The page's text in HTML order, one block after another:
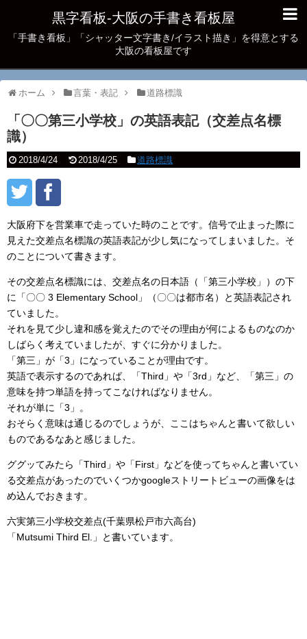
黒字看板‐大阪の手書き看板屋
「手書き看板」「シャッター文字書き/イラスト描き」を得意とする
大阪の看板屋です
ホーム 言葉・表記 道路標識
「〇〇第三小学校」の英語表記（交差点名標
識）
2018/4/24 2018/4/25 道路標識
大阪府下を営業車で走っていた時のことです。信号で止まった際に
見えた交差点名標識の英語表記が少し気になってしまいました。そ
のことについて書きます。
その交差点名標識には、交差点名の日本語（「第三小学校」）の下
に「〇〇 3 Elementary School」（〇〇は都市名）と英語表記され
ていました。
それを見て少し違和感を覚えたのでその理由が何によるものなのか
しばらく考えていましたが、すぐに分かりました。
「第三」が「3」になっていることが理由です。
英語で表示するのであれば、「Third」や「3rd」など、「第三」の
意味を持つ単語を持ってこなければなりません。
それが単に「3」。
おそらく意味は通じるのでしょうが、ここはちゃんと書いて欲しい
ものであるなあと感じました。
ググッてみたら「Third」や「First」などを使ってちゃんと書いてい
る交差点があったのでいくつかgoogleストリートビューの画像をは
め込んでおきます。
六実第三小学校交差点(千葉県松戸市六高台)
「Mutsumi Third El.」と書いています。